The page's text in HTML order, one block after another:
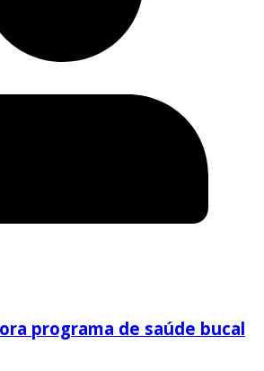
programa de saúde bucal